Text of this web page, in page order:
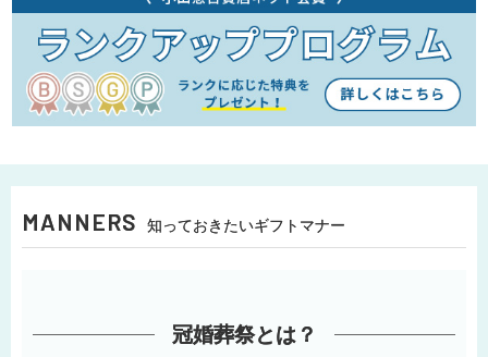
MANNERS 知っておきたいギフトマナー
冠婚葬祭とは？